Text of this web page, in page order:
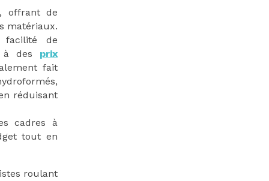
offrant de
matériaux.
facilité de
à des prix
fait
réduisant
cadres à
tout en
roulant